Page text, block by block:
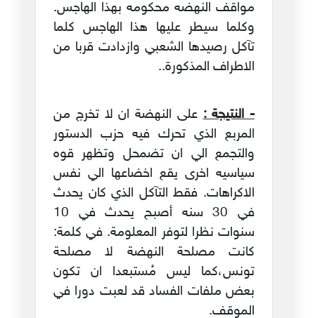
مواقف النهضه محكومه بهذا الهاجس.
وكلما سيطر عليها هذا الهاجس كلما
تآكل رصيدها الشعبي وازدادت قربا من
الاطراف المذكورة..
- النتيجة :على النهضة ان لا تخرج من
المربع الذي تحرك فيه حزب الدستور
والتجمع الي ان تضمحل وتظهر قوه
سياسيه اخرى يقع اخضاعها الي نفس
الاكراهات. فقط التآكل الذي كان يحدث
في 30 سنه أصبح يحدث في 10
سنوات نظرا لتوفر المعلومة. في كلمة:
كانت مصلحة النهضة لا مصلحة
تونس،كما ليس مُستبعدا ان تكون
بعض ملفات الفساد قد لعبت دورا في
الموقف.